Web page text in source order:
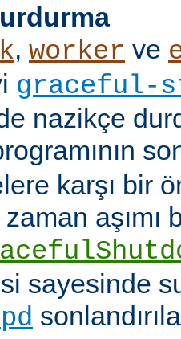
, worker ve
graceful-
nazikçe
karşı bir
zaman
sayesinde